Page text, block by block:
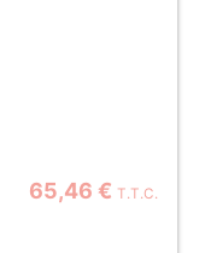
65,46 € T.T.C.